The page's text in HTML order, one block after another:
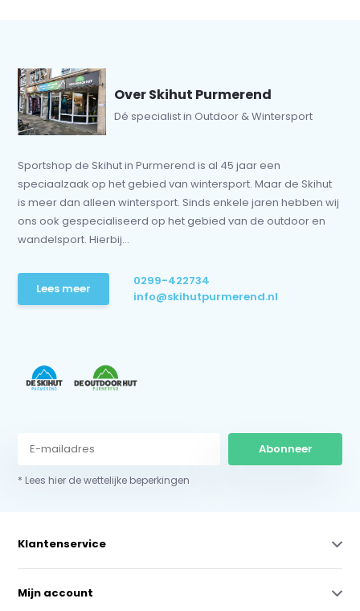
Over Skihut Purmerend
Dé specialist in Outdoor & Wintersport
Sportshop de Skihut in Purmerend is al 45 jaar een
speciaalzaak op het gebied van wintersport. Maar de Skihut
is meer dan alleen wintersport. Sinds enkele jaren hebben wij
ons ook gespecialiseerd op het gebied van de outdoor en
wandelsport. Hierbij...
Lees meer
0299-422734
info@skihutpurmerend.nl
Abonneer
* Lees hier de wettelijke beperkingen
Klantenservice
Mijn account